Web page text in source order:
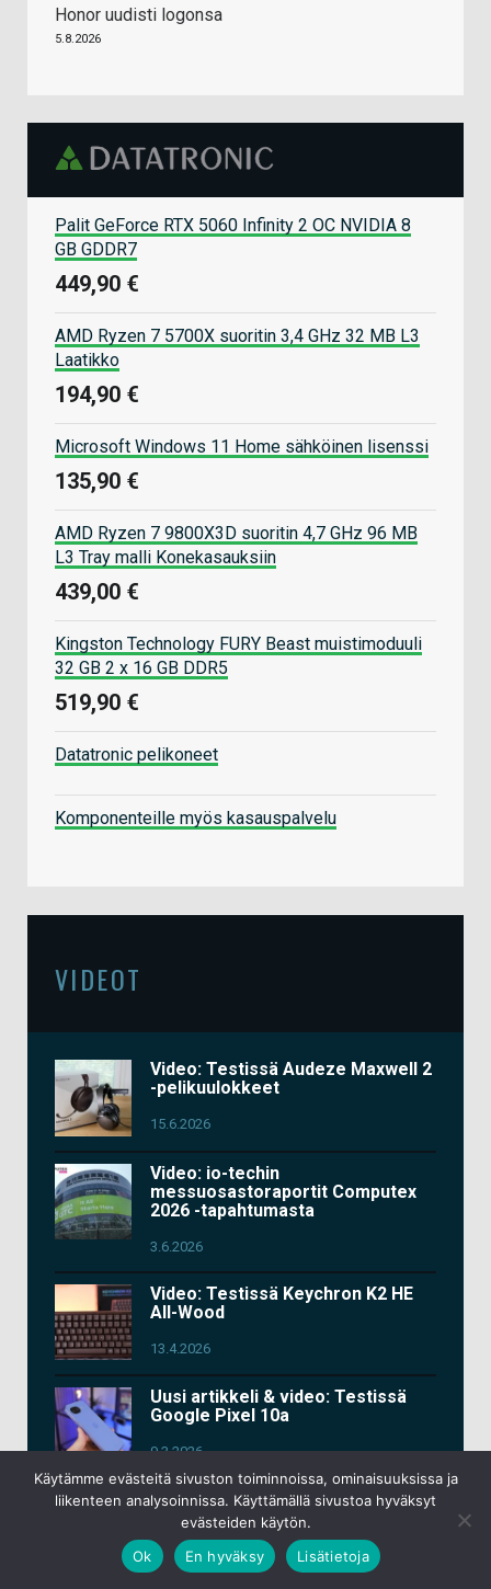
Honor uudisti logonsa
5.8.2026
Palit GeForce RTX 5060 Infinity 2 OC NVIDIA 8
GB GDDR7
449,90 €
AMD Ryzen 7 5700X suoritin 3,4 GHz 32 MB L3
Laatikko
194,90 €
Microsoft Windows 11 Home sähköinen lisenssi
135,90 €
AMD Ryzen 7 9800X3D suoritin 4,7 GHz 96 MB
L3 Tray malli Konekasauksiin
439,00 €
Kingston Technology FURY Beast muistimoduuli
32 GB 2 x 16 GB DDR5
519,90 €
Datatronic pelikoneet
Komponenteille myös kasauspalvelu
VIDEOT
Video: Testissä Audeze Maxwell 2
-pelikuulokkeet
15.6.2026
Video: io-techin
messuosastoraportit Computex
2026 -tapahtumasta
3.6.2026
Video: Testissä Keychron K2 HE
All-Wood
13.4.2026
Uusi artikkeli & video: Testissä
Google Pixel 10a
9.3.2026
Video: Testissä Asus ROG Kithara
-pelikuulokkeet
11.2.2026
Käytämme evästeitä sivuston toiminnoissa, ominaisuuksissa ja
liikenteen analysoinnissa. Käyttämällä sivustoa hyväksyt
evästeiden käytön.
Ok
En hyväksy Lisätietoja